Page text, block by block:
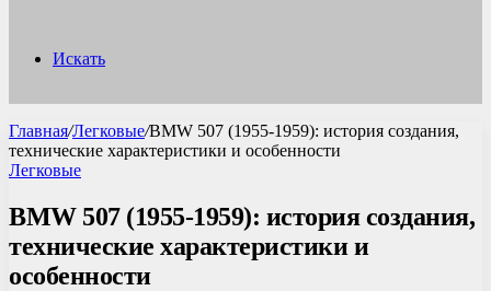
Искать
Главная/Легковые/BMW 507 (1955-1959): история создания,
технические характеристики и особенности
Легковые
BMW 507 (1955-1959): история создания,
технические характеристики и
особенности